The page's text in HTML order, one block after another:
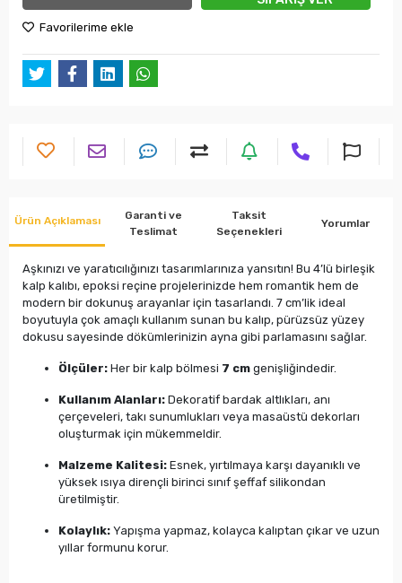
Favorilerime ekle
Ürün Açıklaması
Garanti ve
Teslimat
Taksit
Seçenekleri
Yorumlar
Aşkınızı ve yaratıcılığınızı tasarımlarınıza yansıtın! Bu 4’lü birleşik
kalp kalıbı, epoksi reçine projelerinizde hem romantik hem de
modern bir dokunuş arayanlar için tasarlandı. 7 cm’lik ideal
boyutuyla çok amaçlı kullanım sunan bu kalıp, pürüzsüz yüzey
dokusu sayesinde dökümlerinizin ayna gibi parlamasını sağlar.
Ölçüler: Her bir kalp bölmesi 7 cm genişliğindedir.
Kullanım Alanları: Dekoratif bardak altlıkları, anı
çerçeveleri, takı sunumlukları veya masaüstü dekorları
oluşturmak için mükemmeldir.
Malzeme Kalitesi: Esnek, yırtılmaya karşı dayanıklı ve
yüksek ısıya dirençli birinci sınıf şeffaf silikondan
üretilmiştir.
Kolaylık: Yapışma yapmaz, kolayca kalıptan çıkar ve uzun
yıllar formunu korur.